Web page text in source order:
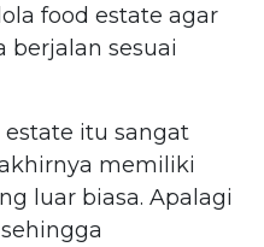
food estate agar
berjalan sesuai
itu sangat
memiliki
luar biasa. Apalagi